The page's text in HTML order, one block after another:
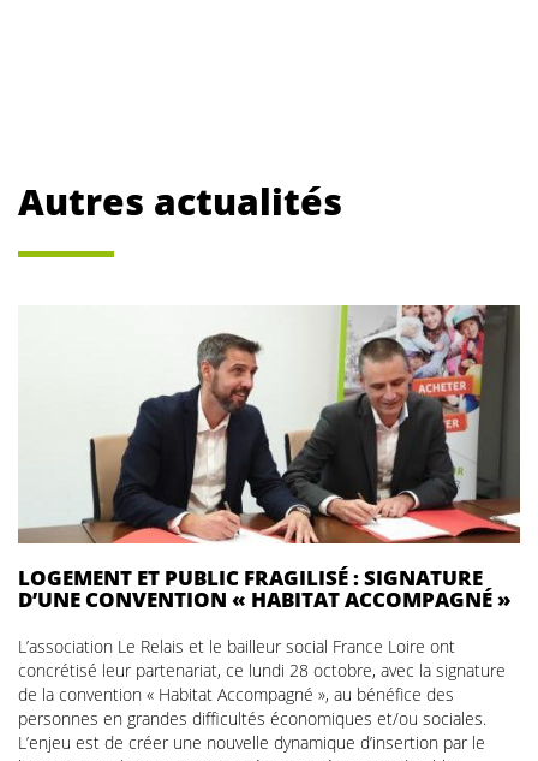
Autres actualités
LOGEMENT ET PUBLIC FRAGILISÉ : SIGNATURE
D’UNE CONVENTION « HABITAT ACCOMPAGNÉ »
L’association Le Relais et le bailleur social France Loire ont
concrétisé leur partenariat, ce lundi 28 octobre, avec la signature
de la convention « Habitat Accompagné », au bénéfice des
personnes en grandes difficultés économiques et/ou sociales.
L’enjeu est de créer une nouvelle dynamique d’insertion par le